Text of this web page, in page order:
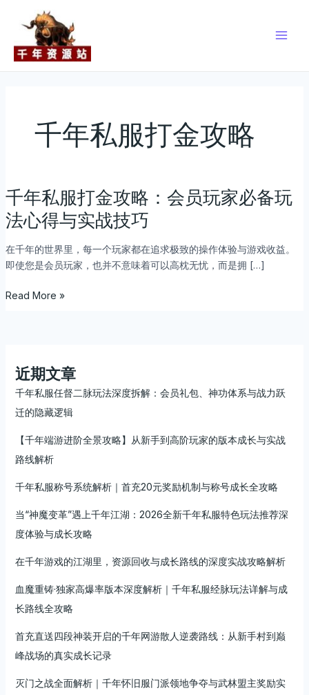
千年私服打金攻略
千年私服打金攻略：会员玩家必备玩
法心得与实战技巧
在千年的世界里，每一个玩家都在追求极致的操作体验与游戏收益。
即使您是会员玩家，也并不意味着可以高枕无忧，而是拥 […]
千
年
私
打
金
Read More »
近期文章
千年私服任督二脉玩法深度拆解：会员礼包、神功体系与战力跃
迁的隐藏逻辑
【千年端游进阶全景攻略】从新手到高阶玩家的版本成长与实战
路线解析
千年私服称号系统解析｜首充20元奖励机制与称号成长全攻略
当“神魔变革”遇上千年江湖：2026全新千年私服特色玩法推荐深
度体验与成长攻略
在千年游戏的江湖里，资源回收与成长路线的深度实战攻略解析
血魔重铸·独家高爆率版本深度解析｜千年私服经脉玩法详解与成
长路线全攻略
首充直送四段神装开启的千年网游散人逆袭路线：从新手村到巅
峰战场的真实成长记录
灭门之战全面解析｜千年怀旧服门派领地争夺与武林盟主奖励实